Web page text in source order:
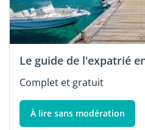
Le guide de l'expatrié
Complet et gratuit
À lire sans modération